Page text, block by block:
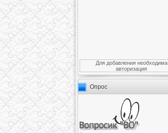
Для добавления необходима
авторизация
Опрос